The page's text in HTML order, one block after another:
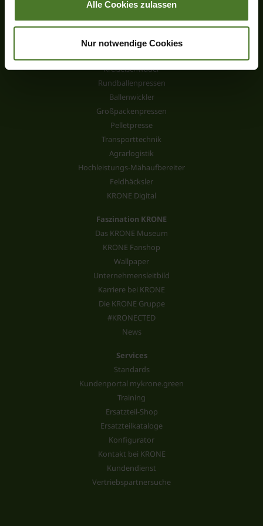
Alle Cookies zulassen
Nur notwendige Cookies
Neuheiten
Scheibenmähwerke
Kreiselschwader
Rundballenpressen
Ballenwickler
Großpackenpressen
Pelletpresse
Transporttechnik
Agrarlogistik
Hochleistungs-Mähaufbereiter
Feldhäcksler
KRONE Digital
Faszination KRONE
Das KRONE Museum
KRONE Fanshop
Wallpaper
Unternehmensleitbild
Karriere bei KRONE
Die KRONE Gruppe
#KRONECTED
News
Services
Standards
Kundenportal mykrone.green
Training
Ersatzteil-Shop
Ersatzteilkataloge
Konfigurator
Kontakt bei KRONE
Kundendienst
Vertriebspartnersuche